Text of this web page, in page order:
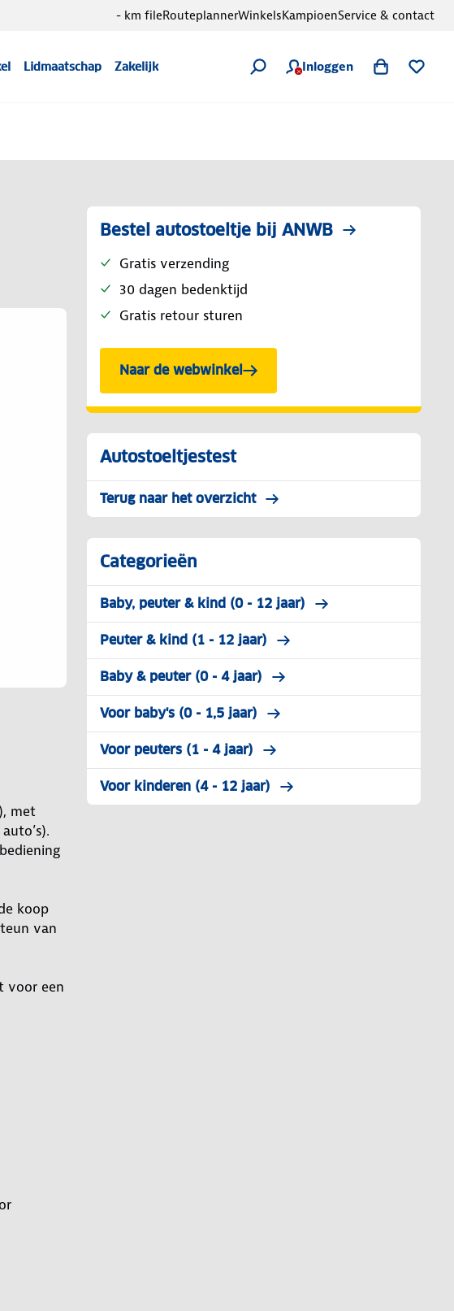
Lidmaatschap Zakelijk Inloggen
- km fileRouteplannerWinkelsKampioenService & contact
met
koop
van
voor een
Bestel autostoeltje bij ANWB
Gratis verzending
30 dagen bedenktijd
Gratis retour sturen
Naar de webwinkel
Autostoeltjestest
Terug naar het overzicht
Categorieën
Baby, peuter & kind (0 - 12 jaar)
Peuter & kind (1 - 12 jaar)
Baby & peuter (0 - 4 jaar)
Voor baby's (0 - 1,5 jaar)
Voor peuters (1 - 4 jaar)
Voor kinderen (4 - 12 jaar)